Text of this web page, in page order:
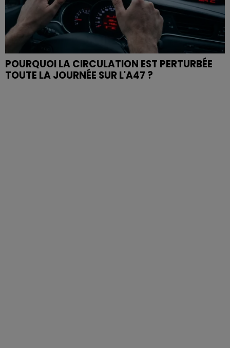
POURQUOI LA CIRCULATION EST PERTURBÉE
TOUTE LA JOURNÉE SUR L'A47 ?